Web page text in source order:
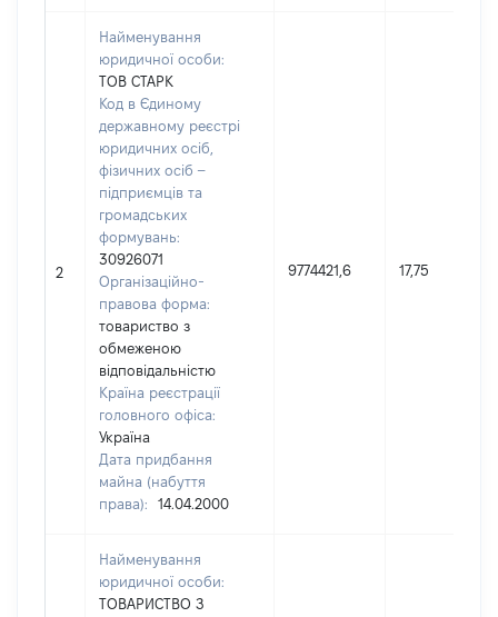
2
Найменування
юридичної особи:
ТОВ СТАРК
Код в Єдиному
державному реєстрі
юридичних осіб,
фізичних осіб –
підприємців та
громадських
формувань:
30926071
Організаційно-
правова форма:
товариство з
обмеженою
відповідальністю
Країна реєстрації
головного офіса:
Україна
Дата придбання
майна (набуття
права):
14.04.2000
9774421,6 17,75
Найменування
юридичної особи:
ТОВАРИСТВО З